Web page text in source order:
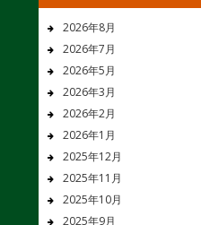
2026年8月
2026年7月
2026年5月
2026年3月
2026年2月
2026年1月
2025年12月
2025年11月
2025年10月
2025年9月